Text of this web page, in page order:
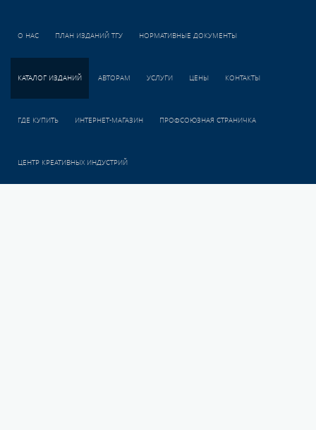
О НАС ПЛАН ИЗДАНИЙ ТГУ НОРМАТИВНЫЕ ДОКУМЕНТЫ
КАТАЛОГ ИЗДАНИЙ АВТОРАМ УСЛУГИ ЦЕНЫ КОНТАКТЫ
ГДЕ КУПИТЬ ИНТЕРНЕТ-МАГАЗИН ПРОФСОЮЗНАЯ СТРАНИЧКА
ЦЕНТР КРЕАТИВНЫХ ИНДУСТРИЙ